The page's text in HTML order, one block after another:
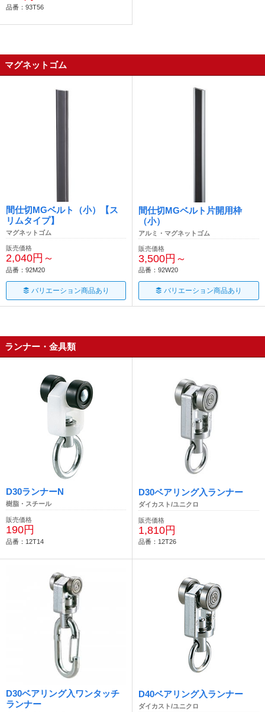
品番：93T56
マグネットゴム
間仕切MGベルト（小）【ス
リムタイプ】
マグネットゴム
販売価格
2,040円～
品番：92M20
バリエーション商品あり
間仕切MGベルト片開用枠
（小）
アルミ・マグネットゴム
販売価格
3,500円～
品番：92W20
バリエーション商品あり
ランナー・金具類
D30ランナーN
樹脂・スチール
販売価格
190円
品番：12T14
D30ベアリング入ランナー
ダイカスト/ユニクロ
販売価格
1,810円
品番：12T26
D30ベアリング入ワンタッチ
ランナー
D40ベアリング入ランナー
ダイカスト/ユニクロ